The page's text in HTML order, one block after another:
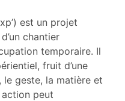
est un projet
chantier
temporaire. Il
fruit d’une
le geste, la matière et
action peut